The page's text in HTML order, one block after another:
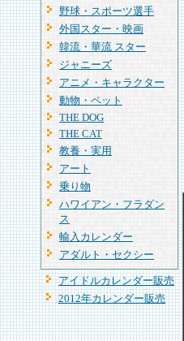
野球・スポーツ選手
外国スター・映画
韓流・華流 スター
ジャニーズ
アニメ・キャラクター
動物・ペット
THE DOG
THE CAT
教養・実用
アート
乗り物
ハワイアン・フラダン
ス
輸入カレンダー
アダルト・セクシー
アイドルカレンダー販売
2012年カレンダー販売